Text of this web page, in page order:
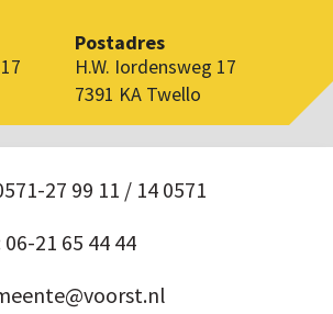
Postadres
H.W. Iordensweg 17
7391 KA Twello
27 99 11 / 14 0571
21 65 44 44